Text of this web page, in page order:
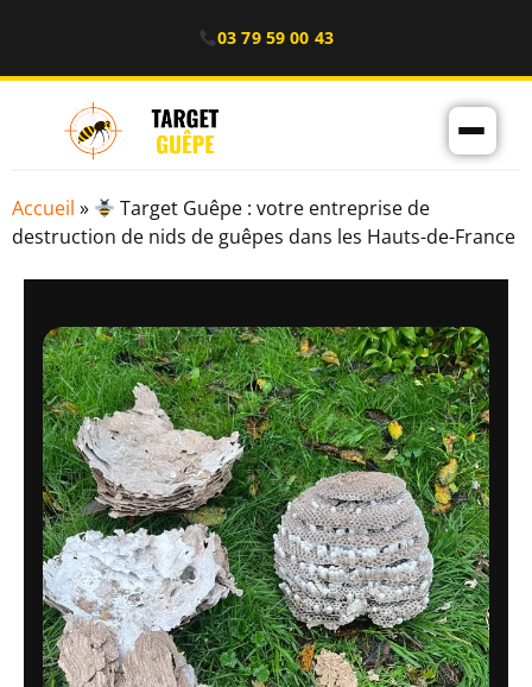
03 79 59 00 43
Accueil »
Target Guêpe : votre entreprise de
destruction de nids de guêpes dans les Hauts-de-France